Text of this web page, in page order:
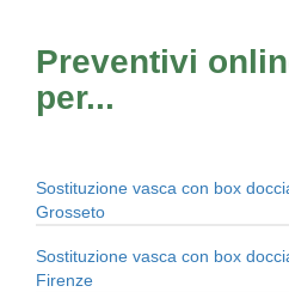
Preventivi
per...
Sostituzione vasca con box
Grosseto
Sostituzione vasca con box
Firenze